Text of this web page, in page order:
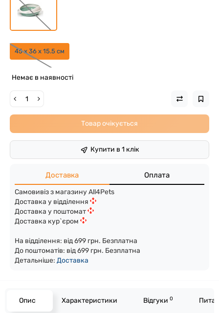
45 x 36 x 15.5 см
Немає в наявності
Товар очікується
Купити в 1 клік
Доставка Оплата
Самовивіз з магазину All4Pets
Доставка у відділення
Доставка у поштомат
Доставка кур`єром
На відділення: від 699 грн. Безплатна
До поштоматів: від 699 грн. Безплатна
Детальніше: Доставка
Опис Характеристики Відгуки 0